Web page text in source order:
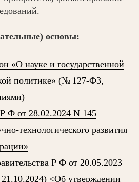
основы:
«О науке и государственной
политике» (№ 127-ФЗ,
Ф от 28.02.2024 N 145
технологического развития
Р Ф от 20.05.2023
21.10.2024) <Об утверждении